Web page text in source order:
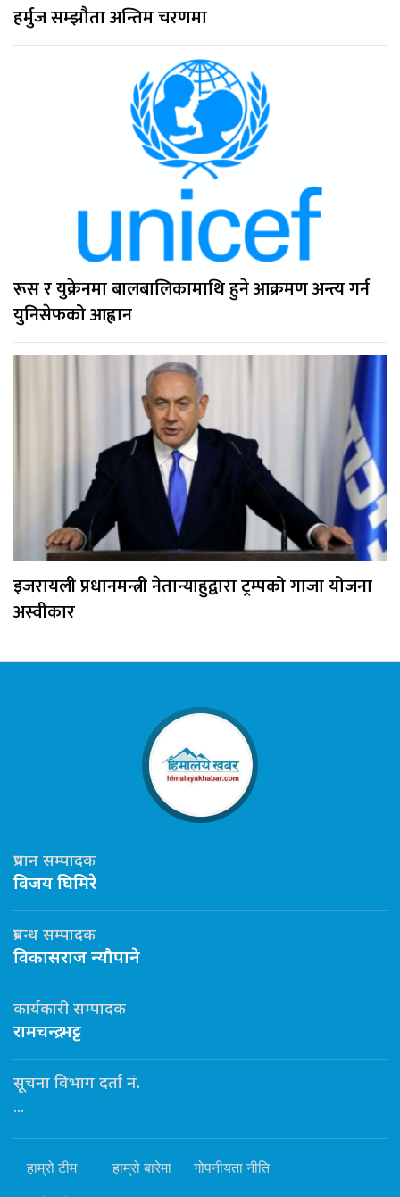
हर्मुज सम्झौता अन्तिम चरणमा
रूस र युक्रेनमा बालबालिकामाथि हुने आक्रमण अन्त्य गर्न
युनिसेफको आह्वान
इजरायली प्रधानमन्त्री नेतान्याहुद्वारा ट्रम्पको गाजा योजना
अस्वीकार
प्रधान सम्पादक
विजय घिमिरे
प्रबन्ध सम्पादक
विकासराज न्यौपाने
कार्यकारी सम्पादक
रामचन्द्र भट्ट
सूचना विभाग दर्ता नं.
...
हाम्रो टीम हाम्रो बारेमा गोपनीयता नीति